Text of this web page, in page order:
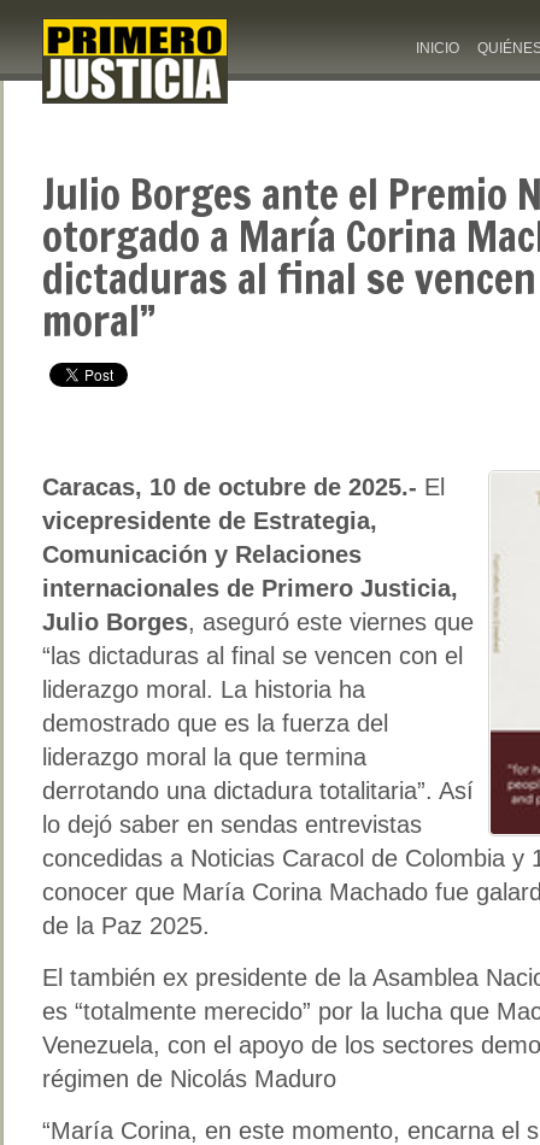
INICIO
Julio Borges ante el Premio
otorgado a María Corina
dictaduras al final se
moral”
Caracas, 10 de octubre de 2025.- El
vicepresidente de Estrategia,
Comunicación y Relaciones
internacionales de Primero Justicia,
Julio Borges, aseguró este viernes que
“las dictaduras al final se vencen con el
liderazgo moral. La historia ha
demostrado que es la fuerza del
liderazgo moral la que termina
derrotando una dictadura totalitaria”. Así
lo dejó saber en sendas entrevistas
concedidas a Noticias Caracol de Colombia y
conocer que María Corina Machado fue
de la Paz 2025.
El también ex presidente de la Asamblea
es “totalmente merecido” por la lucha que
Venezuela, con el apoyo de los sectores
régimen de Nicolás Maduro
“María Corina, en este momento, encarna el